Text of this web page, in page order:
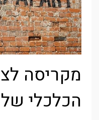
מקריסה
הכלכלי